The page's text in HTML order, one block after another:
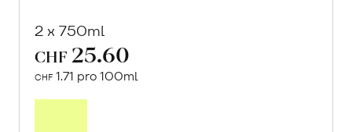
2 x 750ml
CHF 25.60
CHF 1.71 pro 100ml